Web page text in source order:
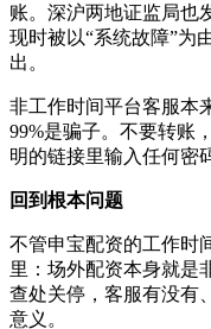
账。深沪两地证监局也
现时被以“系统故障”为
出。
非工作时间平台客服本
99%是骗子。不要转账
明的链接里输入任何密
回到根本问题
不管申宝配资的工作时
里：场外配资本身就是
查处关停，客服有没有
意义。